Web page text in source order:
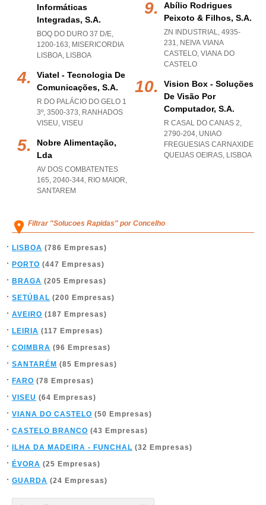
Informáticas
Integradas, S.a.
BOQ DO DURO 37 D/E,
1200-163, MISERICORDIA
LISBOA, LISBOA
Viatel - Tecnologia De
Comunicações, S.a.
R DO PALÁCIO DO GELO 1
3º, 3500-373, RANHADOS
VISEU, VISEU
Nobre Alimentação,
Lda
AV DOS COMBATENTES
165, 2040-344, RIO MAIOR,
SANTAREM
Abílio Rodrigues
Peixoto & Filhos, S.a.
ZN INDUSTRIAL, 4935-
231, NEIVA VIANA
CASTELO, VIANA DO
CASTELO
Vision Box - Soluções
De Visão Por
Computador, S.a.
R CASAL DO CANAS 2,
2790-204, UNIAO
FREGUESIAS CARNAXIDE
QUEIJAS OEIRAS, LISBOA
Filtrar "Solucoes Rapidas" por Concelho
LISBOA (786 Empresas)
PORTO (447 Empresas)
BRAGA (205 Empresas)
SETÚBAL (200 Empresas)
AVEIRO (187 Empresas)
LEIRIA (117 Empresas)
COIMBRA (96 Empresas)
SANTARÉM (85 Empresas)
FARO (78 Empresas)
VISEU (64 Empresas)
VIANA DO CASTELO (50 Empresas)
CASTELO BRANCO (43 Empresas)
ILHA DA MADEIRA - FUNCHAL (32 Empresas)
ÉVORA (25 Empresas)
GUARDA (24 Empresas)